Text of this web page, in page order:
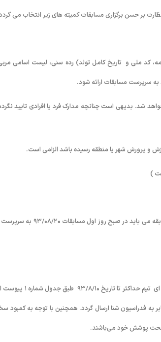
کد ملی و تاریخ کامل تولد) رده سنی، لیست اسامی
به سرپرست مسابقات ارائه شود.
شد. بدیهی است چنانچه مدارک فرد یا افرادی تایید
۱۲- بدلیل ضیق وقت و مسائل فنی کلیه برگه های شیرجه تمام شرکت کنندگان در تمام رشته های مسابقه می باید در صبح
۱۴- اعلام آمادگی شرکت در مسابقات با ذکر تعداد نفرات ولیست کامل بهمراه مشخصات کامل شناسنامه ای تیم
به فدراسیون شنا ارسال گردد. همچنین با توجه به کمبود
تحت پوشش خود می‌باشند.